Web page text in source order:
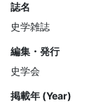
誌名
史学雑誌
編集・発行
史学会
掲載年 (Year)